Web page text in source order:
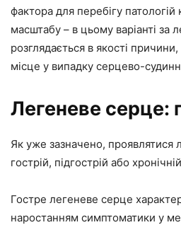
фактора для перебігу патологій
масштабу – в цьому варіанті за
розглядається в якості
місце у випадку серцево-
Легеневе серце:
Як уже зазначено,
гострій, підгострій або
Гостре легеневе серце
наростанням симптоматики у